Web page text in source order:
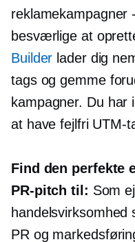
besværlige at
Builder lader dig
tags og gemme
kampagner. Du har
at have fejlfri UTM-
Find den perfekte
PR-pitch til: Som
handelsvirksomhed
PR og